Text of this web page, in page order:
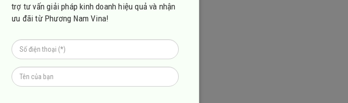
các chi tiết bên trong và chỉ cho phép
giúp tăng tính bảo mật và đảm bảo
được ẩn và chỉ có thể truy cập qua các
dư, hệ thống sẽ ngăn chặn.
trợ tư vấn giải pháp kinh doanh hiệu quả và nhận
ưu đãi từ Phương Nam Vina!